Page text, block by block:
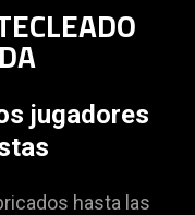
jugadores
hasta las